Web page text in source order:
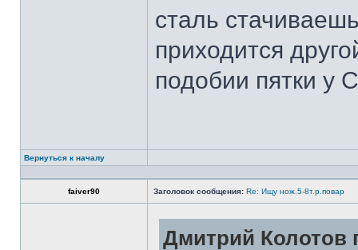
сталь
приходится
подобии пятки у
Вернуться к началу
faiver90 Заголовок сообщения: Re: Ищу нож.5-8т.р.повар
Дмитрий Колотов